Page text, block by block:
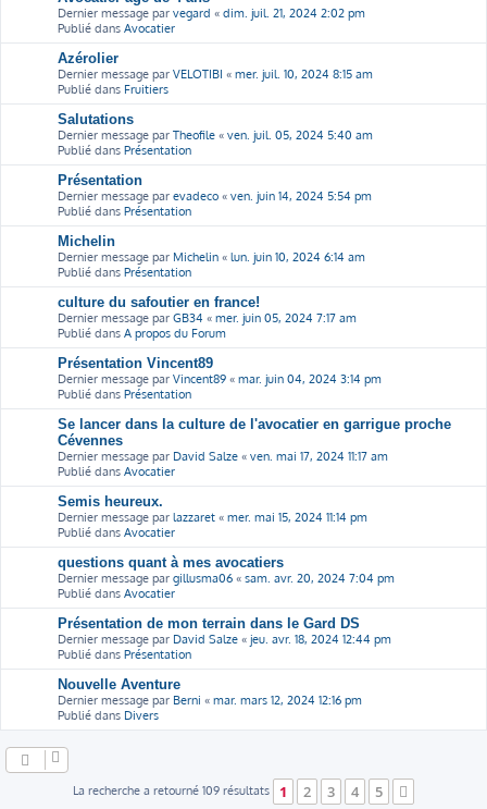
Dernier message par vegard « dim. juil. 21, 2024 2:02 pm
Publié dans Avocatier
Azérolier
Dernier message par VELOTIBI « mer. juil. 10, 2024 8:15 am
Publié dans Fruitiers
Salutations
Dernier message par Theofile « ven. juil. 05, 2024 5:40 am
Publié dans Présentation
Présentation
Dernier message par evadeco « ven. juin 14, 2024 5:54 pm
Publié dans Présentation
Michelin
Dernier message par Michelin « lun. juin 10, 2024 6:14 am
Publié dans Présentation
culture du safoutier en france!
Dernier message par GB34 « mer. juin 05, 2024 7:17 am
Publié dans A propos du Forum
Présentation Vincent89
Dernier message par Vincent89 « mar. juin 04, 2024 3:14 pm
Publié dans Présentation
Se lancer dans la culture de l'avocatier en garrigue proche
Cévennes
Dernier message par David Salze « ven. mai 17, 2024 11:17 am
Publié dans Avocatier
Semis heureux.
Dernier message par lazzaret « mer. mai 15, 2024 11:14 pm
Publié dans Avocatier
questions quant à mes avocatiers
Dernier message par gillusma06 « sam. avr. 20, 2024 7:04 pm
Publié dans Avocatier
Présentation de mon terrain dans le Gard DS
Dernier message par David Salze « jeu. avr. 18, 2024 12:44 pm
Publié dans Présentation
Nouvelle Aventure
Dernier message par Berni « mar. mars 12, 2024 12:16 pm
Publié dans Divers
La recherche a retourné 109 résultats 1 2 3 4 5